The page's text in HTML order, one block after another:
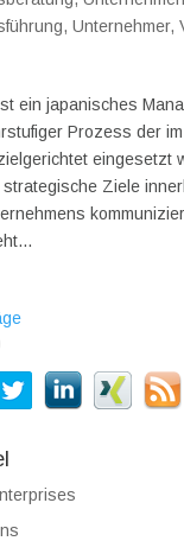
, Unternehmer,
ein japanisches
Prozess der
eingesetzt
Ziele